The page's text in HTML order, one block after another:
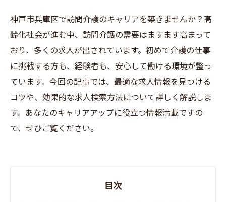
神戸市兵庫区で訪問介護のキャリアを築きませんか？高
齢化社会が進む中、訪問介護の需要はますます高まって
おり、多くの求人が出されています。初めて介護の仕事
に挑戦する方も、経験者も、安心して働ける環境が整っ
ています。今回の記事では、最適な求人情報を見つける
コツや、効果的な求人検索方法について詳しく解説しま
す。あなたのキャリアアップに役立つ情報満載ですの
で、ぜひご覧ください。
目次